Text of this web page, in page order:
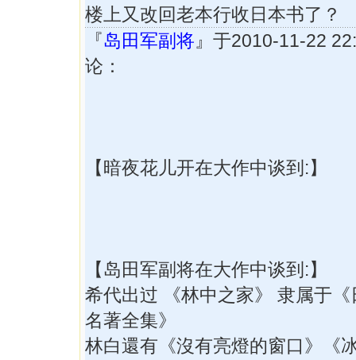
楼上又改回老本行收日本书了？
『岛田军副将 』于2010-11-22
论：
【暗夜花儿开在大作中谈到:】
【岛田军副将在大作中谈到:】
希代出过 《林中之家》 隶属于
名著全集》
林白還有《沒有亮燈的窗口》